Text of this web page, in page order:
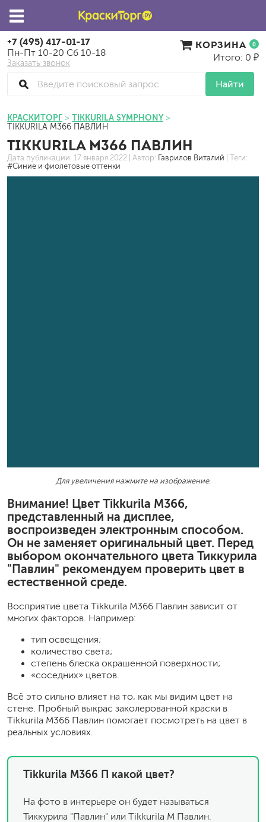
+7 (495) 417-01-17
Пн-Пт 10-20 Сб 10-18
Заказать звонок
Найти
КОРЗИНА 0
Итого: 0 ₽
КРАСКИТОРГ TIKKURILA SYMPHONY
TIKKURILA M366 ПАВЛИН
TIKKURILA M366 ПАВЛИН
Дата публикации: 17 января 2022 | Автор: Гаврилов Виталий | Теги:
#Синие и фиолетовые оттенки
Для увеличения нажмите на изображение.
Внимание! Цвет Tikkurila M366,
представленный на дисплее,
воспроизведен электронным способом.
Он не заменяет оригинальный цвет. Перед
выбором окончательного цвета Тиккурила
"Павлин" рекомендуем проверить цвет в
естественной среде.
Восприятие цвета Tikkurila M366 Павлин зависит от
многих факторов. Например:
тип освещения;
количество света;
степень блеска окрашенной поверхности;
«соседних» цветов.
Всё это сильно влияет на то, как мы видим цвет на
стене. Пробный выкрас заколерованной краски в
Tikkurila M366 Павлин помогает посмотреть на цвет в
реальных условиях.
Tikkurila M366 П какой цвет?
На фото в интерьере он будет называться
Тиккурила "Павлин" или Tikkurila M Павлин.